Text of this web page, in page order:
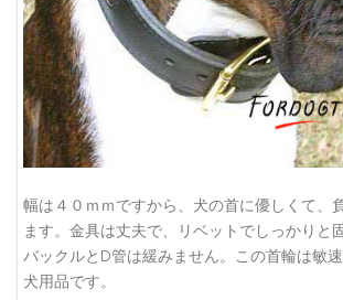
幅は４０ｍｍですから、犬の首に優しくて、
ます。金具は丈夫で、リベットでしっかりと
バックルとD管は緩みません。この首輪は敏
犬用品です。